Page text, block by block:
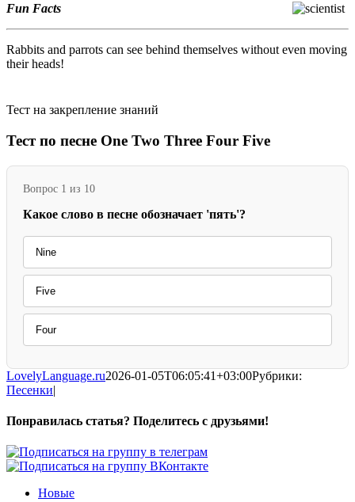
Fun Facts
Rabbits and parrots can see behind themselves without even moving
their heads!
Тест на закрепление знаний
Тест по песне One Two Three Four Five
Вопрос 1 из 10
Какое слово в песне обозначает 'пять'?
Nine
Five
Four
LovelyLanguage.ru2026-01-05T06:05:41+03:00Рубрики:
Песенки|
Понравилась статья? Поделитесь с друзьями!
Facebook
X
Pinterest
Vk
Новые